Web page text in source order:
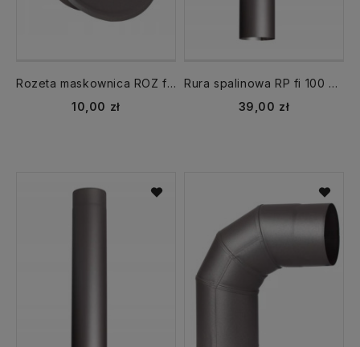
Rozeta maskownica ROZ fi 100 mm CZ6 grafit
10,00 zł
Rura spalinowa RP fi 100 mm dł. 1000 mm CZ6 dymna
39,00 zł